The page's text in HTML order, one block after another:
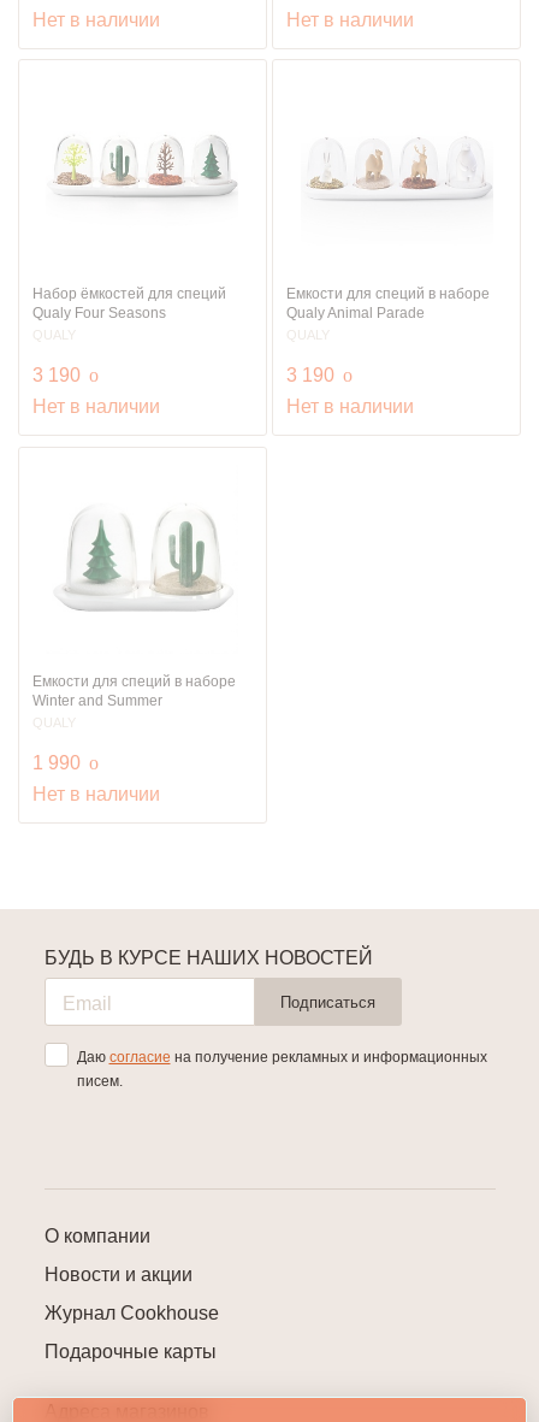
Нет в наличии
Нет в наличии
Набор ёмкостей для специй
Qualy Four Seasons
QUALY
3 190 руб.
o
Нет в наличии
Емкости для специй в наборе
Qualy Animal Parade
QUALY
3 190 руб.
o
Нет в наличии
Емкости для специй в наборе
Winter and Summer
QUALY
1 990 руб.
o
Нет в наличии
О компании
Новости и акции
Журнал Cookhouse
Подарочные карты
БУДЬ В КУРСЕ НАШИХ НОВОСТЕЙ
Подписаться
Даю согласие на получение рекламных и информационных
писем.